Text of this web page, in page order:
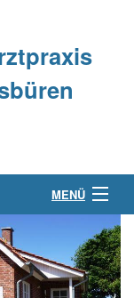
MENÜ